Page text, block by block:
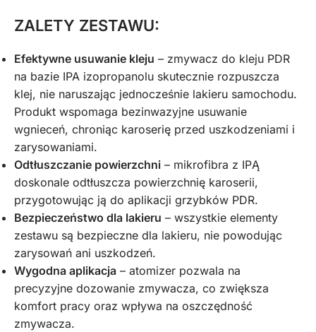
ZALETY ZESTAWU:
Efektywne usuwanie kleju – zmywacz do kleju PDR
na bazie IPA izopropanolu skutecznie rozpuszcza
klej, nie naruszając jednocześnie lakieru samochodu.
Produkt wspomaga bezinwazyjne usuwanie
wgnieceń, chroniąc karoserię przed uszkodzeniami i
zarysowaniami.
Odtłuszczanie powierzchni – mikrofibra z IPĄ
doskonale odtłuszcza powierzchnię karoserii,
przygotowując ją do aplikacji grzybków PDR.
Bezpieczeństwo dla lakieru – wszystkie elementy
zestawu są bezpieczne dla lakieru, nie powodując
zarysowań ani uszkodzeń.
Wygodna aplikacja – atomizer pozwala na
precyzyjne dozowanie zmywacza, co zwiększa
komfort pracy oraz wpływa na oszczędność
zmywacza.